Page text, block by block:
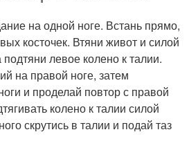
на одной ноге. Встань прямо,
косточек. Втяни живот и силой
левое колено к талии.
на правой ноге, затем
и проделай повтор с правой
колено к талии силой
скрутись в талии и подай таз